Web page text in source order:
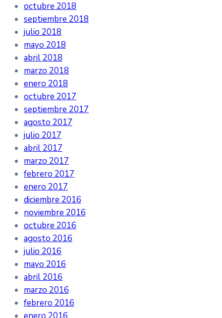
octubre 2018
septiembre 2018
julio 2018
mayo 2018
abril 2018
marzo 2018
enero 2018
octubre 2017
septiembre 2017
agosto 2017
julio 2017
abril 2017
marzo 2017
febrero 2017
enero 2017
diciembre 2016
noviembre 2016
octubre 2016
agosto 2016
julio 2016
mayo 2016
abril 2016
marzo 2016
febrero 2016